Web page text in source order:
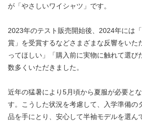
が「やさしいワイシャツ」です。
2023年のテスト販売開始後、2024年には
賞」を受賞するなどさまざまな反響をいた
ってほしい」「購入前に実物に触れて選び
数多くいただきました。
近年の猛暑により5月頃から夏服が必要と
す。こうした状況を考慮して、入学準備の
品を手にとり、安心して半袖モデルを選ん